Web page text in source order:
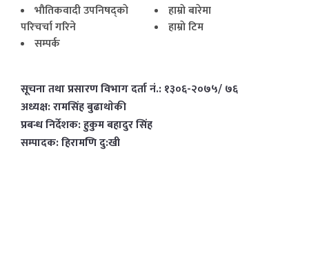
भाैतिकवादी उपनिषद्काे
परिचर्चा गरिने
हाम्राे बारेमा
हाम्राे टिम
सम्पर्क
सूचना तथा प्रसारण विभाग दर्ता नं.: १३०६-२०७५/ ७६
अध्यक्ष: रामसिंह बुढाथाेकी
प्रबन्ध निर्देशक: हुकुम बहादुर सिंह
सम्पादक: हिरामणि दु:खी